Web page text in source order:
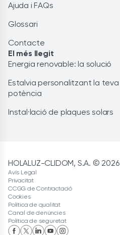
Ajuda i FAQs
Glossari
Contacte
El més llegit
Energia renovable: la solució
Estalvia personalitzant la teva
potència
Instal·lació de plaques solars
HOLALUZ-CLIDOM, S.A. © 2026
Avís Legal
Privacitat
CCGG de Contractació
Cookies
Política de qualitat
Canal de denúncies
Política de seguretat